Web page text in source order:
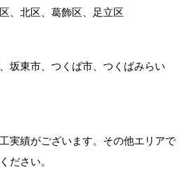
、北区、葛飾区、足立区
坂東市、つくば市、つくばみらい
実績がございます。その他エリアで
ださい。